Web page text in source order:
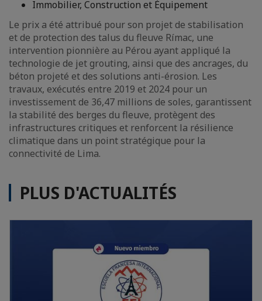
Immobilier, Construction et Équipement
Le prix a été attribué pour son projet de stabilisation
et de protection des talus du fleuve Rímac, une
intervention pionnière au Pérou ayant appliqué la
technologie de jet grouting, ainsi que des ancrages, du
béton projeté et des solutions anti-érosion. Les
travaux, exécutés entre 2019 et 2024 pour un
investissement de 36,47 millions de soles, garantissent
la stabilité des berges du fleuve, protègent des
infrastructures critiques et renforcent la résilience
climatique dans un point stratégique pour la
connectivité de Lima.
PLUS D'ACTUALITÉS